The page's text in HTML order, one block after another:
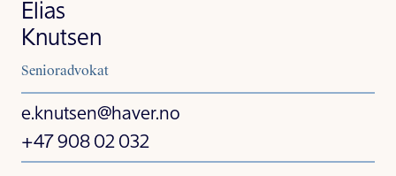
Elias
Knutsen
Senioradvokat
e.knutsen@haver.no
+47 908 02 032